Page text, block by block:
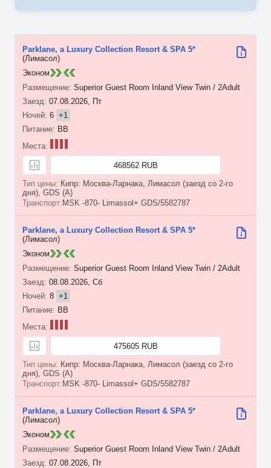
07.08.2026, Пт
6 +1
Parklane, a Luxury Collection Resort & SPA 5*
(Лимасол)
Superior Guest Room Inland View Twin / 2Adult
BB
468562 RUB
Кипр: Москва-Ларнака, Лимасол (заезд со 2-го
дня), GDS (A)
MSK -870- Limassol+ GDS/5582787
Эконом
08.08.2026, Сб
8 +1
Parklane, a Luxury Collection Resort & SPA 5*
(Лимасол)
Superior Guest Room Inland View Twin / 2Adult
BB
475605 RUB
Кипр: Москва-Ларнака, Лимасол (заезд со 2-го
дня), GDS (A)
MSK -870- Limassol+ GDS/5582787
Эконом
07.08.2026, Пт
Parklane, a Luxury Collection Resort & SPA 5*
(Лимасол)
Superior Guest Room Inland View Twin / 2Adult
Эконом